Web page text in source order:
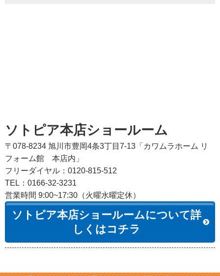
ソトピア本店ショールーム
〒078-8234 旭川市豊岡4条3丁目7-13「カワムラホーム リ
フォーム館 本店内」
フリーダイヤル：0120-815-512
TEL：0166-32-3231
営業時間 9:00~17:30（火曜水曜定休）
ソトピア本店ショールームについて詳
しくはコチラ